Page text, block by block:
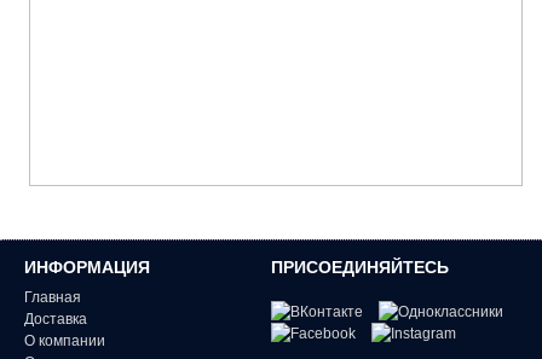
ИНФОРМАЦИЯ
Главная
Доставка
О компании
ПРИСОЕДИНЯЙТЕСЬ